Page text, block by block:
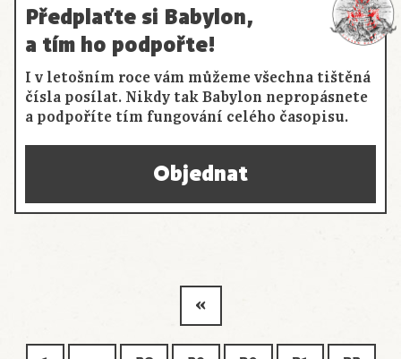
Předplaťte si Babylon,
a tím ho podpořte!
I v letošním roce vám můžeme všechna tištěná
čísla posílat. Nikdy tak Babylon nepropásnete
a podpoříte tím fungování celého časopisu.
Objednat
«